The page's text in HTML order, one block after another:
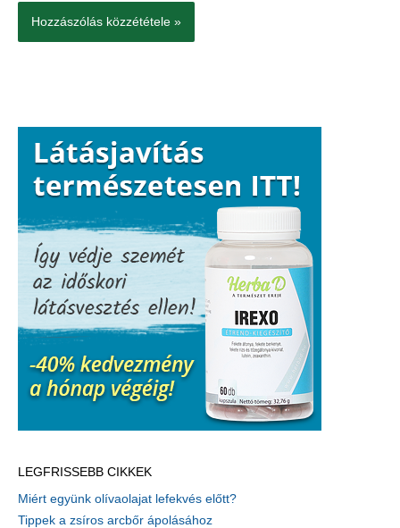
LEGFRISSEBB CIKKEK
Miért együnk olívaolajat lefekvés előtt?
Tippek a zsíros arcbőr ápolásához